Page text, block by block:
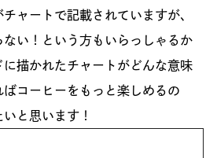
ャートで記載されていますが、
い！という方もいらっしゃるか
描かれたチャートがどんな意味
コーヒーをもっと楽しめるの
と思います！